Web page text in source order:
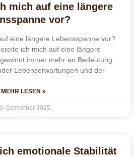
mich auf eine längere
vor?
eine längere Lebensspanne vor?
ich mich auf eine längere
immer mehr an Bedeutung.
Lebenserwartungen und der
MEHR LESEN »
Dezember 2025
emotionale Stabilität